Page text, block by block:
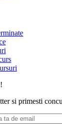
si primesti